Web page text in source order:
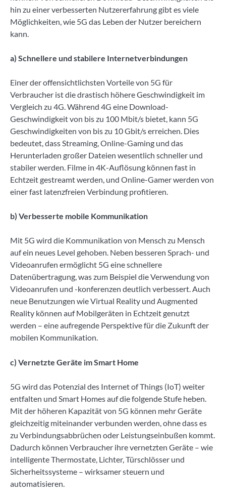
hin zu einer verbesserten Nutzererfahrung gibt es viele
Möglichkeiten, wie 5G das Leben der Nutzer bereichern
kann.
a) Schnellere und stabilere Internetverbindungen
Einer der offensichtlichsten Vorteile von 5G für
Verbraucher ist die drastisch höhere Geschwindigkeit im
Vergleich zu 4G. Während 4G eine Download-
Geschwindigkeit von bis zu 100 Mbit/s bietet, kann 5G
Geschwindigkeiten von bis zu 10 Gbit/s erreichen. Dies
bedeutet, dass Streaming, Online-Gaming und das
Herunterladen großer Dateien wesentlich schneller und
stabiler werden. Filme in 4K-Auflösung können fast in
Echtzeit gestreamt werden, und Online-Gamer werden von
einer fast latenzfreien Verbindung profitieren.
b) Verbesserte mobile Kommunikation
Mit 5G wird die Kommunikation von Mensch zu Mensch
auf ein neues Level gehoben. Neben besseren Sprach- und
Videoanrufen ermöglicht 5G eine schnellere
Datenübertragung, was zum Beispiel die Verwendung von
Videoanrufen und -konferenzen deutlich verbessert. Auch
neue Benutzungen wie Virtual Reality und Augmented
Reality können auf Mobilgeräten in Echtzeit genutzt
werden – eine aufregende Perspektive für die Zukunft der
mobilen Kommunikation.
c) Vernetzte Geräte im Smart Home
5G wird das Potenzial des Internet of Things (IoT) weiter
entfalten und Smart Homes auf die folgende Stufe heben.
Mit der höheren Kapazität von 5G können mehr Geräte
gleichzeitig miteinander verbunden werden, ohne dass es
zu Verbindungsabbrüchen oder Leistungseinbußen kommt.
Dadurch können Verbraucher ihre vernetzten Geräte – wie
intelligente Thermostate, Lichter, Türschlösser und
Sicherheitssysteme – wirksamer steuern und
automatisieren.